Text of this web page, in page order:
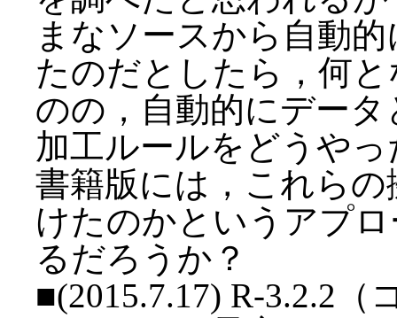
まなソースから自動
たのだとしたら，何
のの，自動的にデー
加工ルールをどうや
書籍版には，これら
けたのかというアプ
るだろうか？
■(2015.7.17) R-3.2.2（